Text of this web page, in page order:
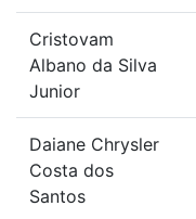
Cristovam
Albano da Silva
Junior
Daiane Chrysler
Costa dos
Santos